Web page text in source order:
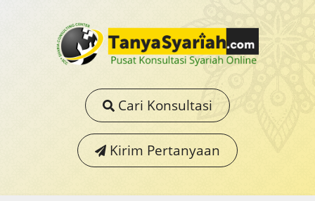
Cari Konsultasi
Kirim Pertanyaan